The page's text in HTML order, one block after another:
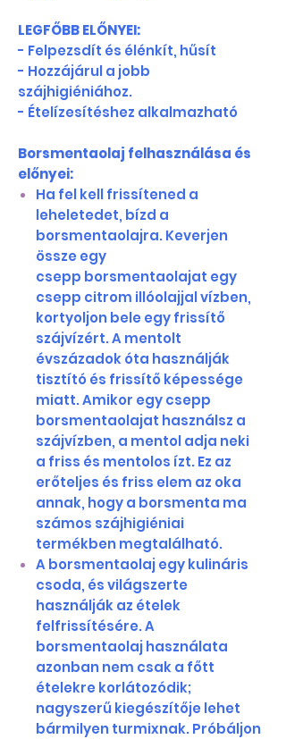
LEGFŐBB ELŐNYEI:
- Felpezsdít és élénkít, hűsít
- Hozzájárul a jobb
szájhigiéniához.
- Ételízesítéshez alkalmazható
Borsmentaolaj felhasználása és
előnyei:
Ha fel kell frissítened a
leheletedet, bízd a
borsmentaolajra. Keverjen
össze egy
csepp borsmentaolajat egy
csepp citrom illóolajjal vízben,
kortyoljon bele egy frissítő
szájvízért. A mentolt
évszázadok óta használják
tisztító és frissítő képessége
miatt. Amikor egy csepp
borsmentaolajat használsz a
szájvízben, a mentol adja neki
a friss és mentolos ízt. Ez az
erőteljes és friss elem az oka
annak, hogy a borsmenta ma
számos szájhigiéniai
termékben megtalálható.
A borsmentaolaj egy kulináris
csoda, és világszerte
használják az ételek
felfrissítésére. A
borsmentaolaj használata
azonban nem csak a főtt
ételekre korlátozódik;
nagyszerű kiegészítője lehet
bármilyen turmixnak. Próbáljon